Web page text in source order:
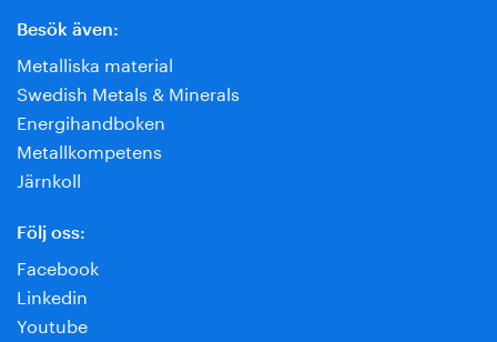
Besök även:
Metalliska material
Swedish Metals & Minerals
Energihandboken
Metallkompetens
Järnkoll
Följ oss:
Facebook
Linkedin
Youtube